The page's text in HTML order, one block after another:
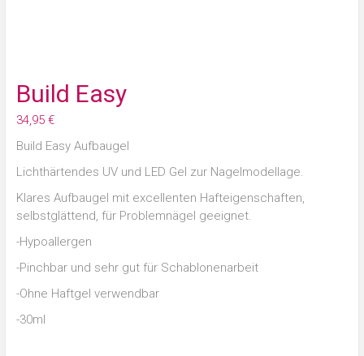
Build Easy
34,95 €
Build Easy Aufbaugel
Lichthärtendes UV und LED Gel zur Nagelmodellage.
Klares Aufbaugel mit excellenten Hafteigenschaften,
selbstglättend, für Problemnägel geeignet.
-Hypoallergen
-Pinchbar und sehr gut für Schablonenarbeit
-Ohne Haftgel verwendbar
-30ml